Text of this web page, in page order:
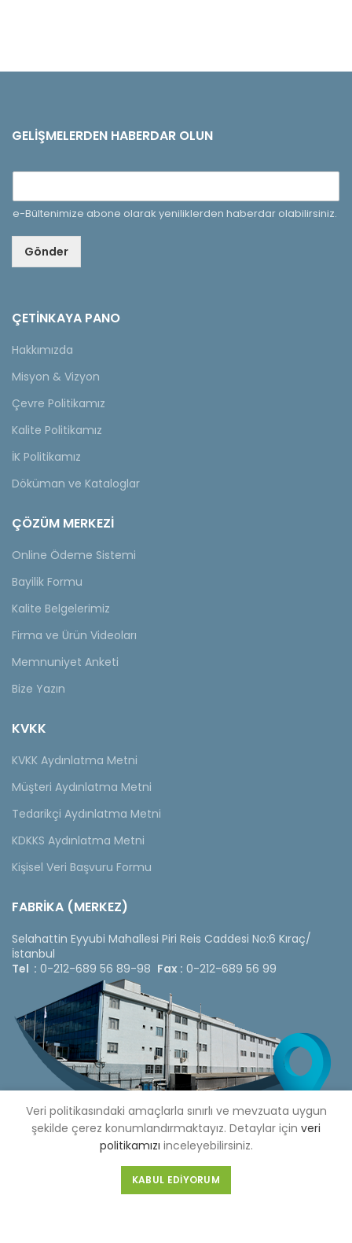
GELIŞMELERDEN HABERDAR OLUN
e-Bültenimize abone olarak yeniliklerden haberdar olabilirsiniz.
Gönder
ÇETINKAYA PANO
Hakkımızda
Misyon & Vizyon
Çevre Politikamız
Kalite Politikamız
İK Politikamız
Döküman ve Kataloglar
ÇÖZÜM MERKEZİ
Online Ödeme Sistemi
Bayilik Formu
Kalite Belgelerimiz
Firma ve Ürün Videoları
Memnuniyet Anketi
Bize Yazın
KVKK
KVKK Aydınlatma Metni
Müşteri Aydınlatma Metni
Tedarikçi Aydınlatma Metni
KDKKS Aydınlatma Metni
Kişisel Veri Başvuru Formu
FABRİKA (MERKEZ)
Selahattin Eyyubi Mahallesi Piri Reis Caddesi No:6 Kıraç/
İstanbul
Tel : 0-212-689 56 89-98 Fax : 0-212-689 56 99
Veri politikasındaki amaçlarla sınırlı ve mevzuata uygun
şekilde çerez konumlandırmaktayız. Detaylar için veri
politikamızı inceleyebilirsiniz.
KABUL EDIYORUM